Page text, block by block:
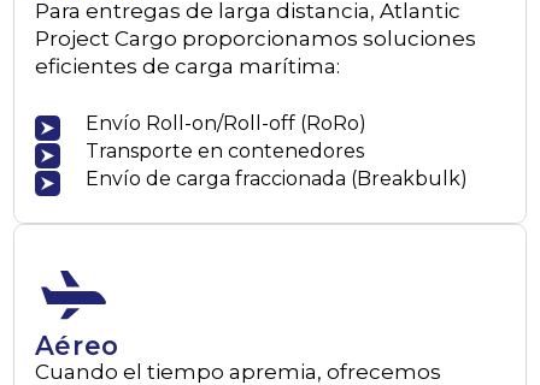
Para entregas de larga distancia, Atlantic
Project Cargo proporcionamos soluciones
eficientes de carga marítima:
Envío Roll-on/Roll-off (RoRo)
Transporte en contenedores
Envío de carga fraccionada (Breakbulk)
Aéreo
Cuando el tiempo apremia, ofrecemos